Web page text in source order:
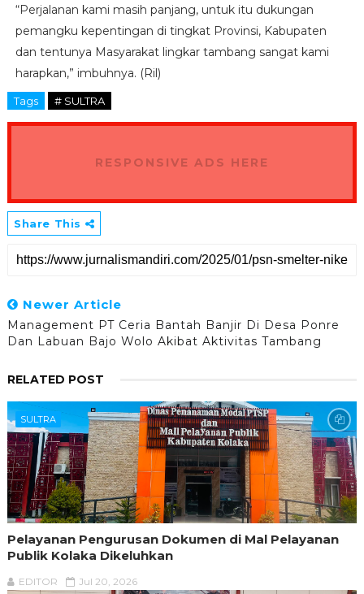
“Perjalanan kami masih panjang, untuk itu dukungan
pemangku kepentingan di tingkat Provinsi, Kabupaten
dan tentunya Masyarakat lingkar tambang sangat kami
harapkan,” imbuhnya. (Ril)
Tags # SULTRA
RESPONSIVE ADS HERE
Share This
Newer Article
Management PT Ceria Bantah Banjir Di Desa Ponre
Dan Labuan Bajo Wolo Akibat Aktivitas Tambang
RELATED POST
SULTRA
Pelayanan Pengurusan Dokumen di Mal Pelayanan
Publik Kolaka Dikeluhkan
EDITOR Jul 20, 2026